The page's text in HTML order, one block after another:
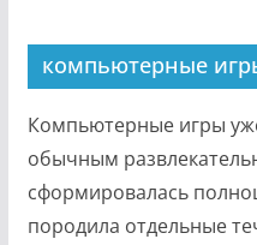
компьютерные
Компьютерные игры
обычным
сформировалась
породила отдельные